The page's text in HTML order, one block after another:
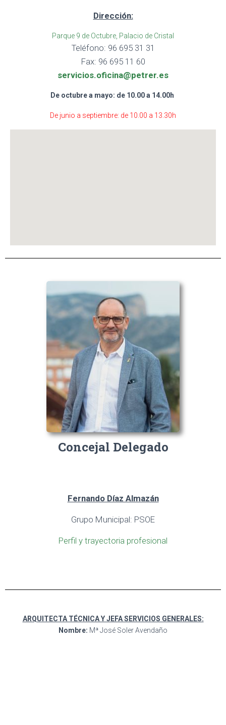
Dirección:
Parque 9 de Octubre, Palacio de Cristal
Teléfono: 96 695 31 31
Fax: 96 695 11 60
servicios.oficina@petrer.es
De octubre a mayo: de 10.00 a 14.00h
De junio a septiembre: de 10.00 a 13.30h
Concejal Delegado
Fernando Díaz Almazán
Grupo Municipal: PSOE
Perfil y trayectoria profesional
ARQUITECTA TÉCNICA Y JEFA SERVICIOS GENERALES:
Nombre: Mª José Soler Avendaño